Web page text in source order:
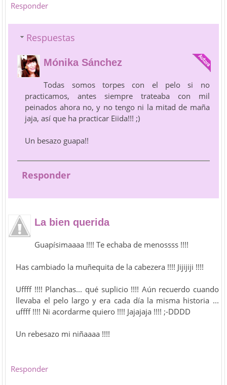
Responder
Respuestas
Mónika Sánchez
Todas somos torpes con el pelo si no
practicamos, antes siempre trateaba con mil
peinados ahora no, y no tengo ni la mitad de maña
jaja, así que ha practicar Eiida!!! ;)
Un besazo guapa!!
Responder
La bien querida
Guapísimaaaa !!!! Te echaba de menossss !!!!
Has cambiado la muñequita de la cabezera !!!! Jijijiji !!!!
Uffff !!!! Planchas... qué suplicio !!!! Aún recuerdo cuando
llevaba el pelo largo y era cada día la misma historia ...
uffff !!!! Ni acordarme quiero !!!! Jajajaja !!!! ;-DDDD
Un rebesazo mi niñaaaa !!!!
Responder